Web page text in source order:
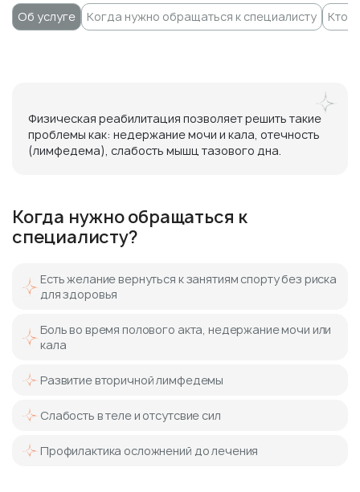
Об услуге Когда нужно обращаться к специалисту Кто
Физическая реабилитация позволяет решить такие
проблемы как: недержание мочи и кала, отечность
(лимфедема), слабость мышц тазового дна.
Когда нужно обращаться к
специалисту?
Есть желание вернуться к занятиям спорту без риска
для здоровья
Боль во время полового акта, недержание мочи или
кала
Развитие вторичной лимфедемы
Слабость в теле и отсутсвие сил
Профилактика осложнений до лечения